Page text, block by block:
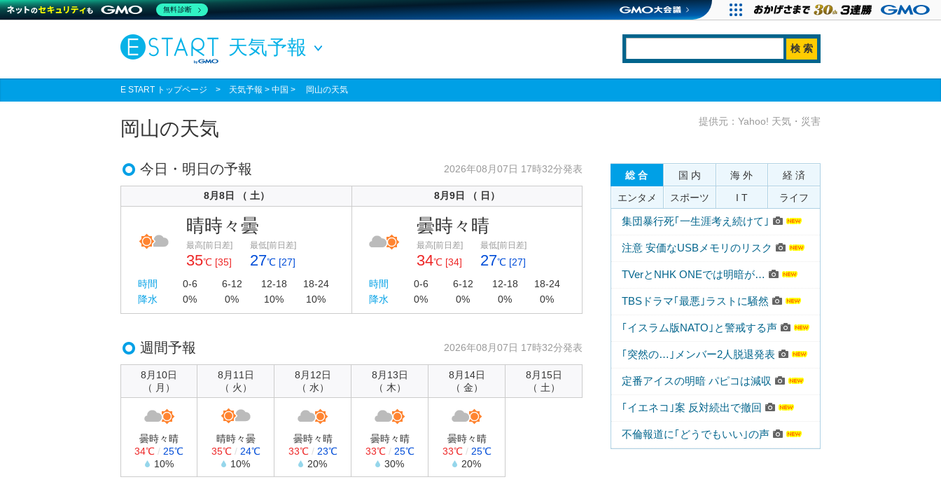
天気予報
E START トップページ > 天気予報 > 中国 > 岡山の天気
岡山の天気
今日・明日の予報 2026年08月07日 17時32分発表
8月8日 （ 土） 8月9日 （ 日）
晴時々曇
最高[前日差]
35℃ [35]
最低[前日差]
27℃ [27]
曇時々晴
最高[前日差]
34℃ [34]
最低[前日差]
27℃ [27]
時間
0-6 6-12 12-18
18-24
降水
0% 0% 10% 10%
時間 0-6 6-12 12-18
18-24
降水
0% 0% 0% 0%
週間予報 2026年08月07日 17時32分発表
8月10日
（ 月）
8月11日
（ 火）
8月12日
（ 水）
8月13日
（ 木）
8月14日
（ 金）
8月15日
（ 土）
曇時々晴
34℃ / 25℃
10%
晴時々曇
35℃/ 24℃
10%
曇時々晴
33℃/ 23℃
20%
曇時々晴
33℃/ 25℃
30%
曇時々晴
33℃/ 25℃
20%
提供元：Yahoo! 天気・災害
総 合 国 内 海 外
経 済
エンタメ
スポーツ I T ライフ
集団暴行死｢一生涯考え続けて｣
注意 安価なUSBメモリのリスク
TVerとNHK ONEでは明暗が…
TBSドラマ｢最悪｣ラストに騒然
｢イスラム版NATO｣と警戒する声
｢突然の…｣メンバー2人脱退発表
定番アイスの明暗 パピコは減収
｢イエネコ｣案 反対続出で撤回
不倫報道に｢どうでもいい｣の声
無料診断